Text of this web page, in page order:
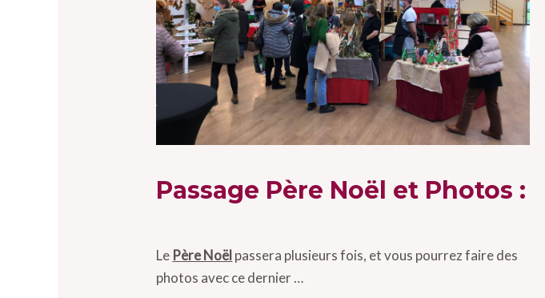
Passage Père Noël et Photos :
Le Père Noël passera plusieurs fois, et vous pourrez faire des
photos avec ce dernier …